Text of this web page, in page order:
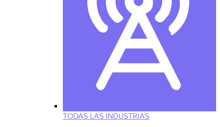
TODAS LAS INDUSTRIAS